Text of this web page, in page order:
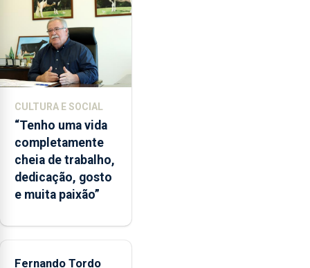
lapas
2022
e
2026.
ilha
das
Flores
apresenta
um
“decréscimo
da
entre
CULTURA E SOCIAL
“Tenho uma vida
completamente
cheia de trabalho,
dedicação, gosto
e muita paixão”
Fernando Tordo